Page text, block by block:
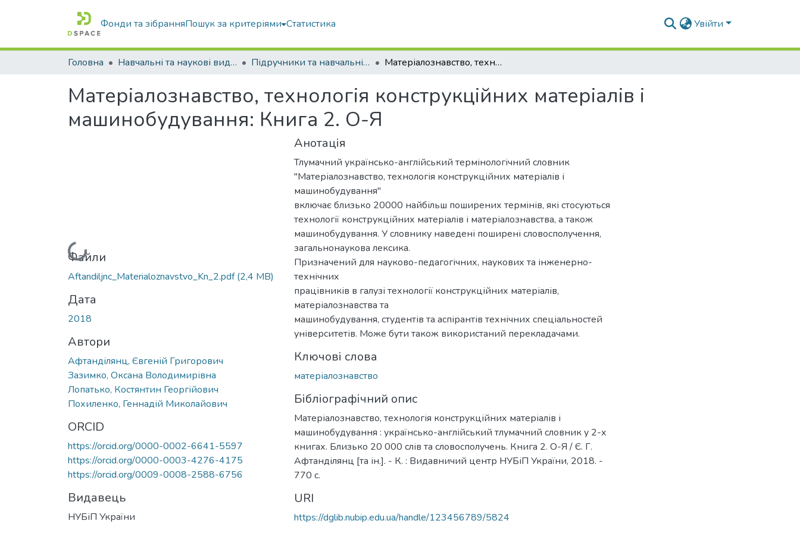
Фонди та зібранняПошук за критеріями Статистика Увійти
Головна Навчальні та наукові видання Підручники та навчальні посібники Матеріалознавство, технологія конструкційних матеріалів і машинобудування: Книга 2. О-Я
Матеріалознавство, технологія конструкційних матеріалів і
машинобудування: Книга 2. О-Я
Вантажиться...
Файли
Aftandiljnc_Materialoznavstvo_Kn_2.pdf(2,4 MB)
Дата
2018
Автори
Афтанділянц, Євгеній Григорович
Зазимко, Оксана Володимирівна
Лопатько, Костянтин Георгійович
Похиленко, Геннадій Миколайович
ORCID
https://orcid.org/0000-0002-6641-5597
https://orcid.org/0000-0003-4276-4175
https://orcid.org/0009-0008-2588-6756
Видавець
НУБіП України
Анотація
Тлумачний українсько-англійський термінологічний словник
"Матеріалознавство, технологія конструкційних матеріалів і
машинобудування"
включає близько 20000 найбільш поширених термінів, які стосуються
технології конструкційних матеріалів і матеріалознавства, а також
машинобудування. У словнику наведені поширені словосполучення,
загальнонаукова лексика.
Призначений для науково-педагогічних, наукових та інженерно-
технічних
працівників в галузі технології конструкційних матеріалів,
матеріалознавства та
машинобудування, студентів та аспірантів технічних спеціальностей
університетів. Може бути також використаний перекладачами.
Ключові слова
матеріалознавство
Бібліографічний опис
Матеріалознавство, технологія конструкційних матеріалів і
машинобудування : українсько-англійський тлумачний словник у 2-х
книгах. Близько 20 000 слів та словосполучень. Книга 2. О-Я / Є. Г.
Афтанділянц [та ін.]. - К. : Видавничий центр НУБіП України, 2018. -
770 с.
URI
https://dglib.nubip.edu.ua/handle/123456789/5824